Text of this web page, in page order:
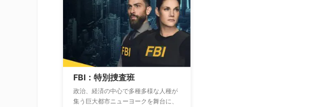
FBI：特別捜査班
政治、経済の中心で多種多様な人種が
集う巨大都市ニューヨークを舞台に、